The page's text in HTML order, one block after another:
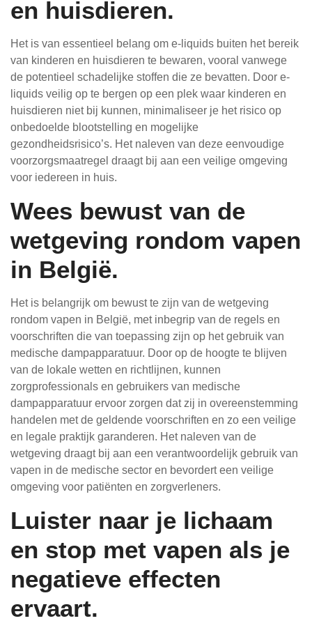
en huisdieren.
Het is van essentieel belang om e-liquids buiten het bereik
van kinderen en huisdieren te bewaren, vooral vanwege
de potentieel schadelijke stoffen die ze bevatten. Door e-
liquids veilig op te bergen op een plek waar kinderen en
huisdieren niet bij kunnen, minimaliseer je het risico op
onbedoelde blootstelling en mogelijke
gezondheidsrisico’s. Het naleven van deze eenvoudige
voorzorgsmaatregel draagt bij aan een veilige omgeving
voor iedereen in huis.
Wees bewust van de
wetgeving rondom vapen
in België.
Het is belangrijk om bewust te zijn van de wetgeving
rondom vapen in België, met inbegrip van de regels en
voorschriften die van toepassing zijn op het gebruik van
medische dampapparatuur. Door op de hoogte te blijven
van de lokale wetten en richtlijnen, kunnen
zorgprofessionals en gebruikers van medische
dampapparatuur ervoor zorgen dat zij in overeenstemming
handelen met de geldende voorschriften en zo een veilige
en legale praktijk garanderen. Het naleven van de
wetgeving draagt bij aan een verantwoordelijk gebruik van
vapen in de medische sector en bevordert een veilige
omgeving voor patiënten en zorgverleners.
Luister naar je lichaam
en stop met vapen als je
negatieve effecten
ervaart.